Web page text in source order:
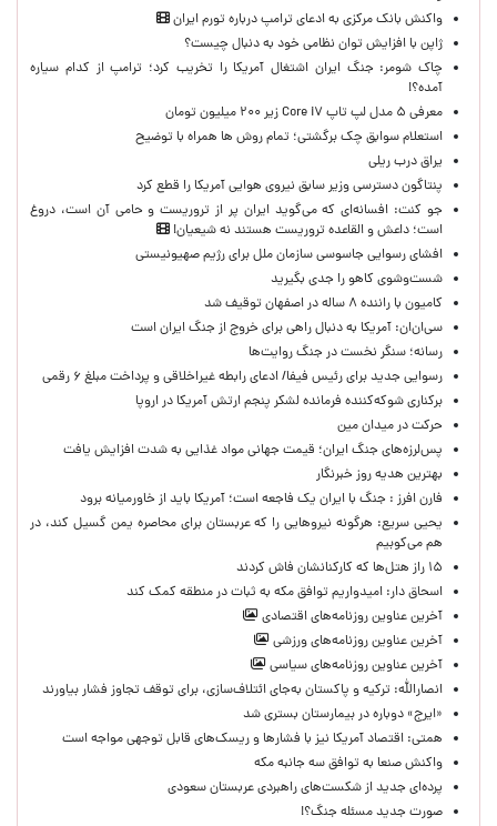
واکنش بانک مرکزی به ادعای ترامپ درباره تورم ایران
ژاپن با افزایش توان نظامی خود به دنبال چیست؟
چاک شومر: جنگ ایران اشتغال آمریکا را تخریب کرد؛ ترامپ از کدام سیاره
آمده؟!
معرفی ۵ مدل لپ تاپ Core i۷ زیر ۲۰۰ میلیون تومان
استعلام سوابق چک برگشتی؛ تمام روش ها همراه با توضیح
یراق درب ریلی
پنتاگون دسترسی وزیر سابق نیروی هوایی آمریکا را قطع کرد
جو کنت: افسانه‌ای که می‌گوید ایران پر از تروریست و حامی آن است، دروغ
است؛ داعش و القاعده تروریست هستند نه شیعیان!
افشای رسوایی جاسوسی سازمان ملل برای رژیم صهیونیستی
شست‌وشوی کاهو را جدی بگیرید
کامیون با راننده ۸ ساله در اصفهان توقیف شد
سی‌ان‌ان: آمریکا به دنبال راهی برای خروج از جنگ ایران است
رسانه؛ سنگر نخست در جنگ روایت‌ها
رسوایی جدید برای رئیس فیفا/ ادعای رابطه غیراخلاقی و پرداخت مبلغ ۶ رقمی
برکناری شوکه‌کننده فرمانده لشکر پنجم ارتش آمریکا در اروپا
حركت در ميدان مين
پس‌لرزه‌های جنگ ایران؛ قیمت جهانی مواد غذایی به شدت افزایش یافت
بهترین هدیه روز خبرنگار
فارن افرز : جنگ با ایران یک فاجعه است؛ آمریکا باید از خاورمیانه برود
یحیی سریع: هرگونه نیروهایی را که عربستان برای محاصره یمن گسیل کند، در
هم می‌کوبیم
۱۵ راز هتل‌ها که کارکنانشان فاش کردند
اسحاق دار: امیدواریم توافق مکه به ثبات در منطقه کمک کند
آخرین عناوین روزنامه‌های اقتصادی
آخرین عناوین روزنامه‌های ورزشی
آخرین عناوین روزنامه‌های سیاسی
انصارالله: ترکیه و پاکستان به‌جای ائتلاف‌سازی، برای توقف تجاوز فشار بیاورند
«ایرج» دوباره در بیمارستان بستری شد
همتی: اقتصاد آمریکا نیز با فشارها و ریسک‌های قابل توجهی مواجه است
واکنش صنعا به توافق سه جانبه مکه
پرده‌ای جدید از شکست‌های راهبردی عربستان سعودی
صورت جدید مسئله جنگ؟!